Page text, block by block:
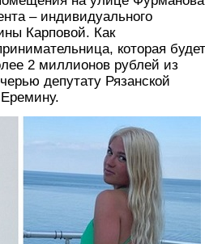
– индивидуального
Карповой. Как
которая будет
2 миллионов рублей из
депутату Рязанской